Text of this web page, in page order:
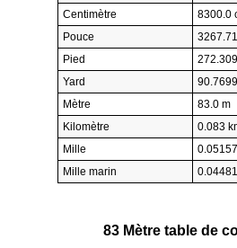
Centimètre
8300.0
Pouce
Pied
Yard
Mètre
83.0 m
Kilomètre
0.083
Mille
Mille marin
83 Mètre table de